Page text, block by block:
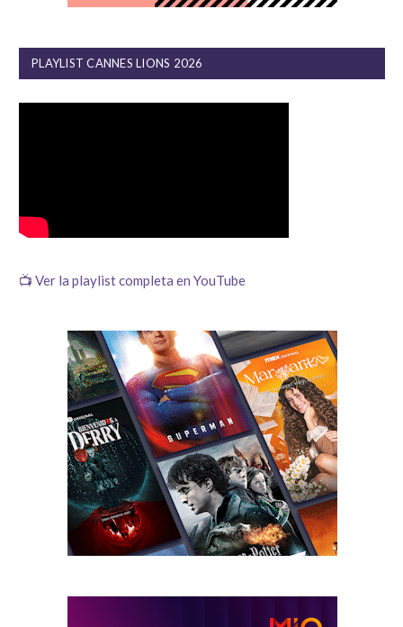
PLAYLIST CANNES LIONS 2026
📺 Ver la playlist completa en YouTube